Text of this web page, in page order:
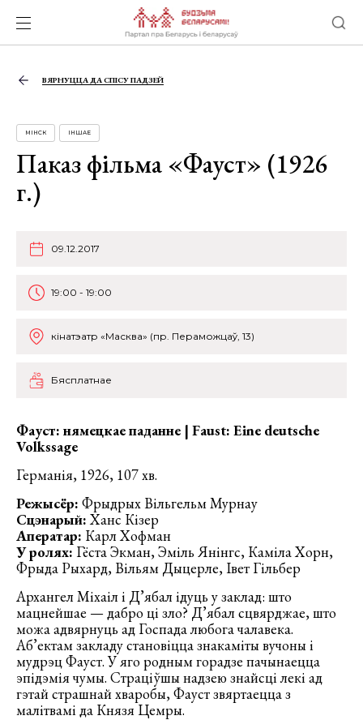
ВЯРНУЦЦА ДА СПІСУ ПАДЗЕЙ
МІНСК ІНШАЕ
Паказ фільма «Фауст» (1926
г.)
09.12.2017
19:00 - 19:00
кінатэатр «Масква» (пр. Пераможцаў, 13)
Бясплатнае
Фауст: нямецкае паданне | Faust: Eine deutsche
Volkssage
Германія, 1926, 107 хв.
Режысёр: Фрыдрых Вільгельм Мурнау
Сцэнарый: Ханс Кізер
Аператар: Карл Хофман
У ролях: Гёста Экман, Эміль Янінгс, Каміла Хорн,
Фрыда Рыхард, Вільям Дыцерле, Івет Гільбер
Архангел Міхаіл і Д’ябал ідуць у заклад: што
мацнейшае — дабро ці зло? Д’ябал сцвярджае, што
можа адвярнуць ад Госпада любога чалавека.
Аб’ектам закладу становіцца знакаміты вучоны і
мудрэц Фауст. У яго родным горадзе пачынаецца
эпідэмія чумы. Страціўшы надзею знайсці лекі ад
гэтай страшнай хваробы, Фауст звяртаецца з
малітвамі да Князя Цемры.